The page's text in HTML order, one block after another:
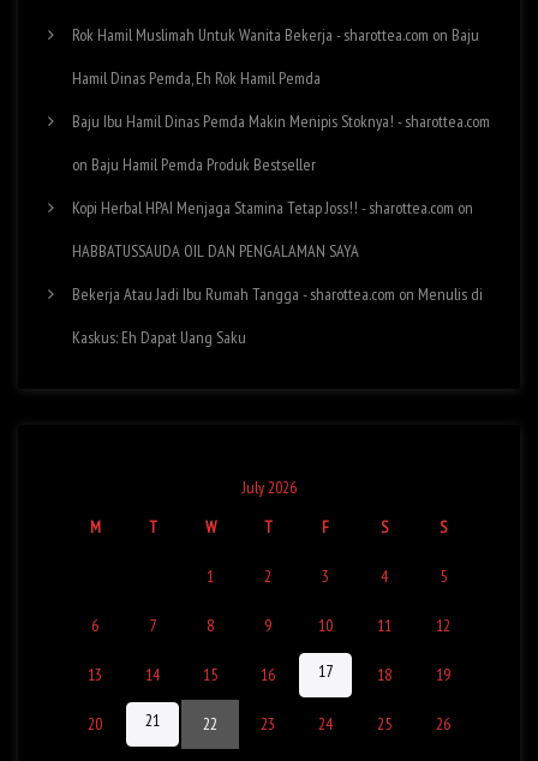
Rok Hamil Muslimah Untuk Wanita Bekerja - sharottea.com on Baju
Hamil Dinas Pemda, Eh Rok Hamil Pemda
Baju Ibu Hamil Dinas Pemda Makin Menipis Stoknya! - sharottea.com
on Baju Hamil Pemda Produk Bestseller
Kopi Herbal HPAI Menjaga Stamina Tetap Joss!! - sharottea.com on
HABBATUSSAUDA OIL DAN PENGALAMAN SAYA
Bekerja Atau Jadi Ibu Rumah Tangga - sharottea.com on Menulis di
Kaskus: Eh Dapat Uang Saku
July 2026
M
T W T F S S
1 2 3 4 5
6 7 8 9 10 11 12
13 14 15 16 17 18 19
20 21 22 23 24 25 26